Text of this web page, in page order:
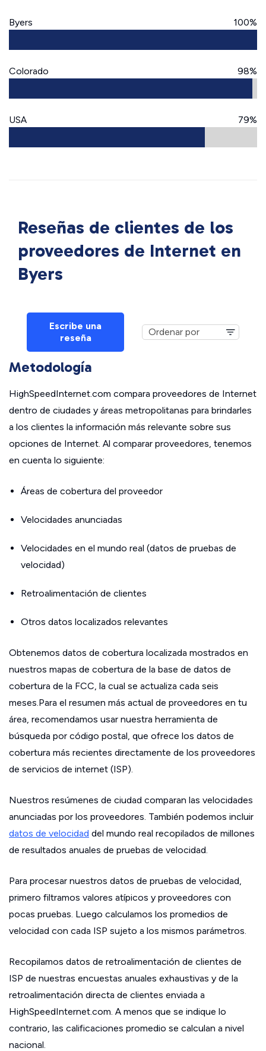
Byers 100%
Colorado 98%
USA 79%
Reseñas de clientes de los
proveedores de Internet en
Byers
Escribe una
reseña
Metodología
HighSpeedInternet.com compara proveedores de Internet
dentro de ciudades y áreas metropolitanas para brindarles
a los clientes la información más relevante sobre sus
opciones de Internet. Al comparar proveedores, tenemos
en cuenta lo siguiente:
Áreas de cobertura del proveedor
Velocidades anunciadas
Velocidades en el mundo real (datos de pruebas de
velocidad)
Retroalimentación de clientes
Otros datos localizados relevantes
Obtenemos datos de cobertura localizada mostrados en
nuestros mapas de cobertura de la base de datos de
cobertura de la FCC, la cual se actualiza cada seis
meses.Para el resumen más actual de proveedores en tu
área, recomendamos usar nuestra herramienta de
búsqueda por código postal, que ofrece los datos de
cobertura más recientes directamente de los proveedores
de servicios de internet (ISP).
Nuestros resúmenes de ciudad comparan las velocidades
anunciadas por los proveedores. También podemos incluir
datos de velocidad del mundo real recopilados de millones
de resultados anuales de pruebas de velocidad.
Para procesar nuestros datos de pruebas de velocidad,
primero filtramos valores atípicos y proveedores con
pocas pruebas. Luego calculamos los promedios de
velocidad con cada ISP sujeto a los mismos parámetros.
Recopilamos datos de retroalimentación de clientes de
ISP de nuestras encuestas anuales exhaustivas y de la
retroalimentación directa de clientes enviada a
HighSpeedInternet.com. A menos que se indique lo
contrario, las calificaciones promedio se calculan a nivel
nacional.